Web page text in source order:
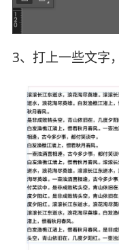
3、打上一些文字